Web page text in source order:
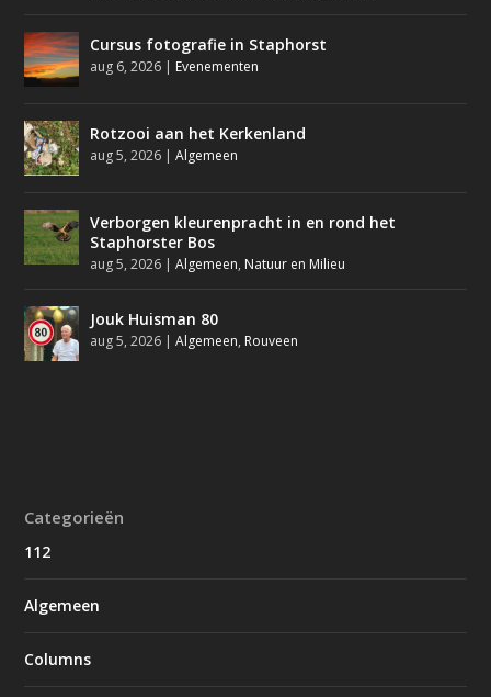
Cursus fotografie in Staphorst
aug 6, 2026 | Evenementen
Rotzooi aan het Kerkenland
aug 5, 2026 |Algemeen
Verborgen kleurenpracht in en rond het
Staphorster Bos
aug 5, 2026 |Algemeen, Natuur en Milieu
Jouk Huisman 80
aug 5, 2026 |Algemeen, Rouveen
Categorieën
112
Algemeen
Columns